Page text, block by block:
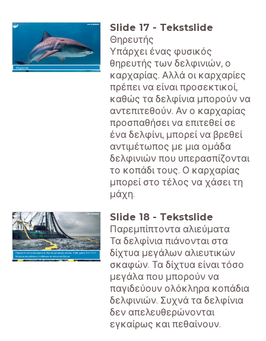
Θηρευτές
Slide 17 - Tekstslide
Θηρευτής
Υπάρχει ένας φυσικός
θηρευτής των δελφινιών, ο
καρχαρίας. Αλλά οι καρχαρίες
πρέπει να είναι προσεκτικοί,
καθώς τα δελφίνια μπορούν να
αντεπιτεθούν. Αν ο καρχαρίας
προσπαθήσει να επιτεθεί σε
ένα δελφίνι, μπορεί να βρεθεί
αντιμέτωπος με μια ομάδα
δελφινιών που υπερασπίζονται
το κοπάδι τους. Ο καρχαρίας
μπορεί στο τέλος να χάσει τη
μάχη.
Παρεμπίπτοντα αλιεύματα σε δίχτυα εμπορικής αλιείας. Κάθε χρόνο 300.000
δελφίνια και φάλαινες πεθαίνουν σε αλιευτικά δίχτυα.
Slide 18 - Tekstslide
Παρεμπίπτοντα αλιεύματα
Τα δελφίνια πιάνονται στα
δίχτυα μεγάλων αλιευτικών
σκαφών. Τα δίχτυα είναι τόσο
μεγάλα που μπορούν να
παγιδεύουν ολόκληρα κοπάδια
δελφινιών. Συχνά τα δελφίνια
δεν απελευθερώνονται
εγκαίρως και πεθαίνουν.